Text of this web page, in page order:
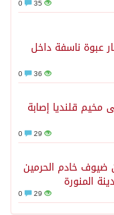
35
14 إثر انفجار عبوة ناسفة داخل
36
مخيم قلنديا إصابة
29
ضيوف خادم الحرمين
المنورة
29